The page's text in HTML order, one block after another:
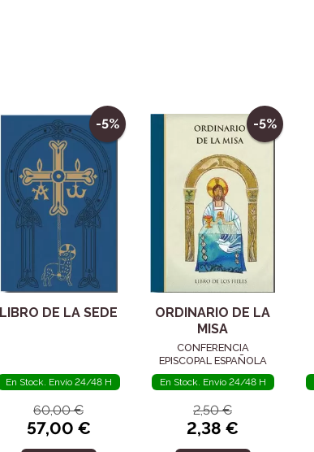
-5%
LIBRO DE LA SEDE
En Stock. Envío 24/48 H
60,00 €
57,00 €
-5%
ORDINARIO DE LA
MISA
CONFERENCIA
EPISCOPAL ESPAÑOLA
En Stock. Envío 24/48 H
2,50 €
2,38 €